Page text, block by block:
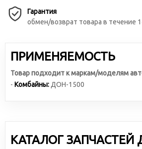
Гарантия
обмен/возврат товара в течение
ПРИМЕНЯЕМОСТЬ
Товар подходит к маркам/моделям
- Комбайны: ДОН-1500
КАТАЛОГ ЗАПЧАСТЕЙ